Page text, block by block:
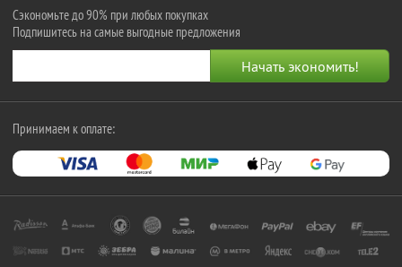
Сэкономьте до 90% при любых покупках
Подпишитесь на самые выгодные предложения
Принимаем к оплате: